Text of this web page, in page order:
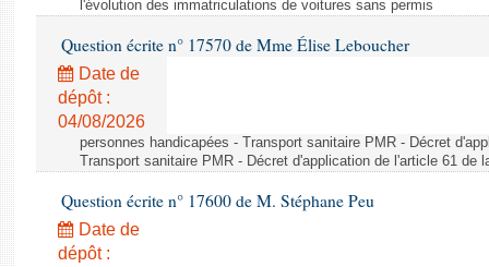
l'évolution des immatriculations de voitures sans permis
Question écrite n° 17570 de Mme Élise Leboucher
Date de
dépôt :
04/08/2026
personnes handicapées - Transport sanitaire PMR - Décret
Transport sanitaire PMR - Décret d'application de l'article 61 de
Question écrite n° 17600 de M. Stéphane Peu
Date de
dépôt :